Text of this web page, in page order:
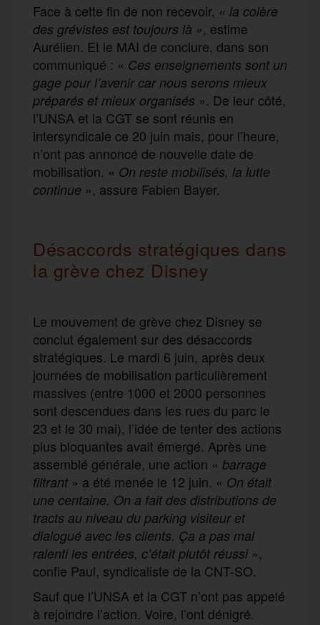
Face à cette fin de non recevoir, « la colère
des grévistes est toujours là », estime
Aurélien. Et le MAI de conclure, dans son
communiqué : « Ces enseignements sont un
gage pour l’avenir car nous serons mieux
préparés et mieux organisés ». De leur côté,
l’UNSA et la CGT se sont réunis en
intersyndicale ce 20 juin mais, pour l’heure,
n’ont pas annoncé de nouvelle date de
mobilisation. « On reste mobilisés, la lutte
continue », assure Fabien Bayer.
Désaccords stratégiques dans
la grève chez Disney
Le mouvement de grève chez Disney se
conclut également sur des désaccords
stratégiques. Le mardi 6 juin, après deux
journées de mobilisation particulièrement
massives (entre 1000 et 2000 personnes
sont descendues dans les rues du parc le
23 et le 30 mai), l’idée de tenter des actions
plus bloquantes avait émergé. Après une
assemblé générale, une action « barrage
filtrant» a été menée le 12 juin. « On était
une centaine. On a fait des distributions de
tracts au niveau du parking visiteur et
dialogué avec les clients. Ça a pas mal
ralenti les entrées, c’était plutôt réussi»,
confie Paul, syndicaliste de la CNT-SO.
Sauf que l’UNSA et la CGT n’ont pas appelé
à rejoindre l’action. Voire, l’ont dénigré.